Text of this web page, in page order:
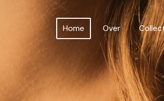
Home Over